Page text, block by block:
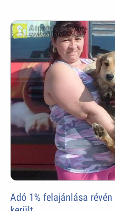
Adó 1% felajánlása